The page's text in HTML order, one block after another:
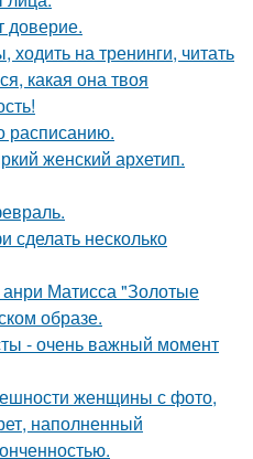
доверие.
на тренинги, читать
какая она твоя
расписанию.
женский архетип.
сделать несколько
Матисса "Золотые
образе.
- очень важный момент
женщины с фото,
наполненный